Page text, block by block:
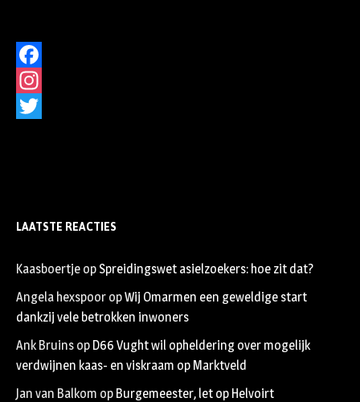
Facebook
Instagram
LAATSTE REACTIES
Kaasboertje op Spreidingswet asielzoekers: hoe zit dat?
Angela hexspoor opWij Omarmen een geweldige start
dankzij vele betrokken inwoners
Ank Bruins op D66 Vught wil opheldering over mogelijk
verdwijnen kaas- en viskraam op Marktveld
Jan van Balkom op Burgemeester, let op Helvoirt